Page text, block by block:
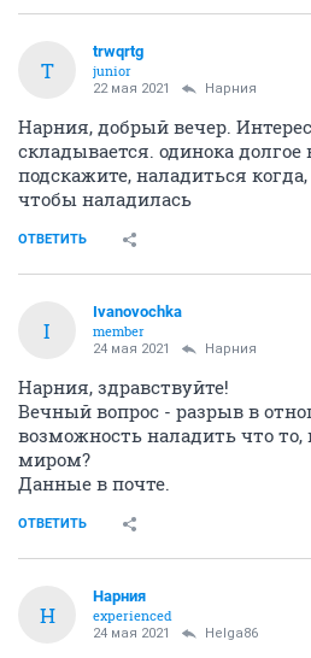
T
trwqrtg
junior
22 мая 2021 Нарния
Нарния, добрый вечер.
складывается. одинока
подскажите, наладиться
чтобы наладилась
ОТВЕТИТЬ
I
Ivanovochka
member
24 мая 2021 Нарния
Нарния, здравствуйте!
Вечный вопрос - разрыв в
возможность наладить что то,
миром?
Данные в почте.
ОТВЕТИТЬ
Н
Нарния
experienced
24 мая 2021 Helga86